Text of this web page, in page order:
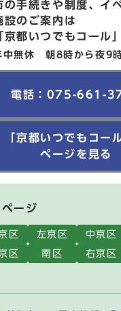
の手続きや制度、イ
設のご案内は
京都いつでもコール」
中無休 朝8時から夜9
電話：075-661-
「京都いつでもコー
ページを見る
ージ
区 左京区 中京区
区 南区 右京区